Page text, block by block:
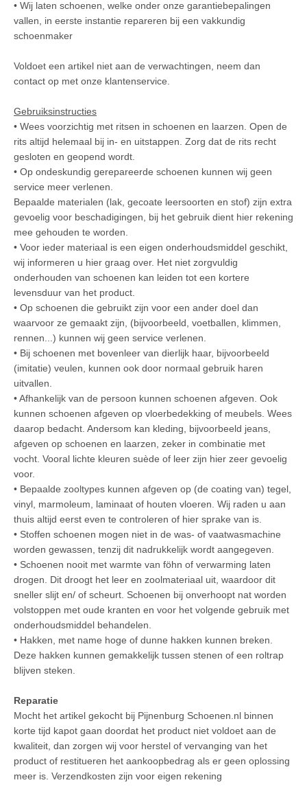
• Wij laten schoenen, welke onder onze garantiebepalingen
vallen, in eerste instantie repareren bij een vakkundig
schoenmaker
Voldoet een artikel niet aan de verwachtingen, neem dan
contact op met onze klantenservice.
Gebruiksinstructies
• Wees voorzichtig met ritsen in schoenen en laarzen. Open de
rits altijd helemaal bij in- en uitstappen. Zorg dat de rits recht
gesloten en geopend wordt.
• Op ondeskundig gerepareerde schoenen kunnen wij geen
service meer verlenen.
Bepaalde materialen (lak, gecoate leersoorten en stof) zijn extra
gevoelig voor beschadigingen, bij het gebruik dient hier rekening
mee gehouden te worden.
• Voor ieder materiaal is een eigen onderhoudsmiddel geschikt,
wij informeren u hier graag over. Het niet zorgvuldig
onderhouden van schoenen kan leiden tot een kortere
levensduur van het product.
• Op schoenen die gebruikt zijn voor een ander doel dan
waarvoor ze gemaakt zijn, (bijvoorbeeld, voetballen, klimmen,
rennen...) kunnen wij geen service verlenen.
• Bij schoenen met bovenleer van dierlijk haar, bijvoorbeeld
(imitatie) veulen, kunnen ook door normaal gebruik haren
uitvallen.
• Afhankelijk van de persoon kunnen schoenen afgeven. Ook
kunnen schoenen afgeven op vloerbedekking of meubels. Wees
daarop bedacht. Andersom kan kleding, bijvoorbeeld jeans,
afgeven op schoenen en laarzen, zeker in combinatie met
vocht. Vooral lichte kleuren suède of leer zijn hier zeer gevoelig
voor.
• Bepaalde zooltypes kunnen afgeven op (de coating van) tegel,
vinyl, marmoleum, laminaat of houten vloeren. Wij raden u aan
thuis altijd eerst even te controleren of hier sprake van is.
• Stoffen schoenen mogen niet in de was- of vaatwasmachine
worden gewassen, tenzij dit nadrukkelijk wordt aangegeven.
• Schoenen nooit met warmte van föhn of verwarming laten
drogen. Dit droogt het leer en zoolmateriaal uit, waardoor dit
sneller slijt en/ of scheurt. Schoenen bij onverhoopt nat worden
volstoppen met oude kranten en voor het volgende gebruik met
onderhoudsmiddel behandelen.
• Hakken, met name hoge of dunne hakken kunnen breken.
Deze hakken kunnen gemakkelijk tussen stenen of een roltrap
blijven steken.
Reparatie
Mocht het artikel gekocht bij Pijnenburg Schoenen.nl binnen
korte tijd kapot gaan doordat het product niet voldoet aan de
kwaliteit, dan zorgen wij voor herstel of vervanging van het
product of restitueren het aankoopbedrag als er geen oplossing
meer is. Verzendkosten zijn voor eigen rekening